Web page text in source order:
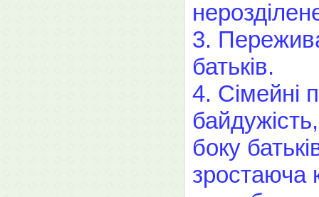
3.
батьків.
4. Сімейні
боку
зростаюча